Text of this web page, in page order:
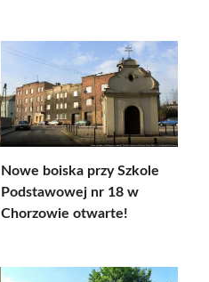
Nowe boiska przy Szkole
Podstawowej nr 18 w
Chorzowie otwarte!